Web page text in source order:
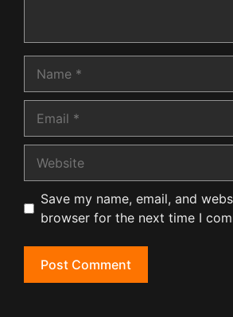
Save my name, email, and
browser for the next time I